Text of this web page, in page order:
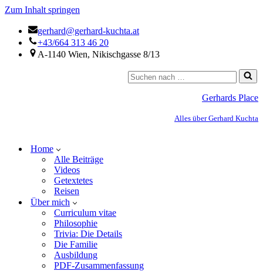
Zum Inhalt springen
gerhard@gerhard-kuchta.at
+43/664 313 46 20
A-1140 Wien, Nikischgasse 8/13
Gerhards Place
Alles über Gerhard Kuchta
Home
Alle Beiträge
Videos
Getextetes
Reisen
Über mich
Curriculum vitae
Philosophie
Trivia: Die Details
Die Familie
Ausbildung
PDF-Zusammenfassung